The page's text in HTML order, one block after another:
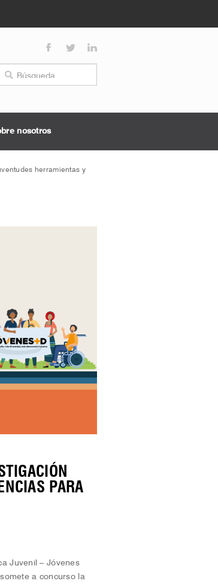
nosotros
herramientas y
PARA
Juvenil – Jóvenes
a concurso la